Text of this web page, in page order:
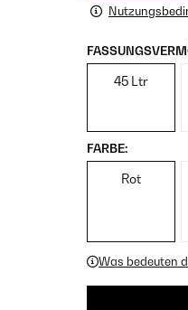
45 Ltr
FARBE:
Rot
Was bedeuten